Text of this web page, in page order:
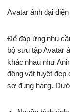
Avatar ảnh đại
Để đáp ứng nhu
bộ sưu tập Avatar
khác nhau như
động vật tuyệt đẹp
sợ đụng hàng.